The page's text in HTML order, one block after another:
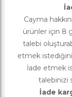
Cayma
ürünler için 8
talebi
etmek
İade etmek
talebinizi
İade